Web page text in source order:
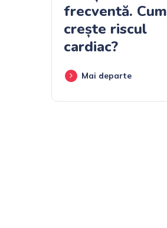
frecventă. Cum
crește riscul
cardiac?
Mai departe